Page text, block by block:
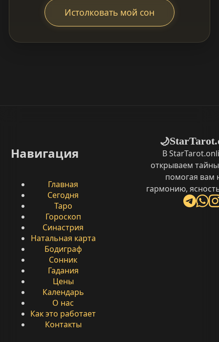
Истолковать мой сон
Навигация
Главная
Сегодня
Таро
Гороскоп
Синастрия
Натальная карта
Бодиграф
Сонник
Гадания
Цены
Календарь
О нас
Как это работает
Контакты
🌙
В
открываем
помогая вам
гармонию,